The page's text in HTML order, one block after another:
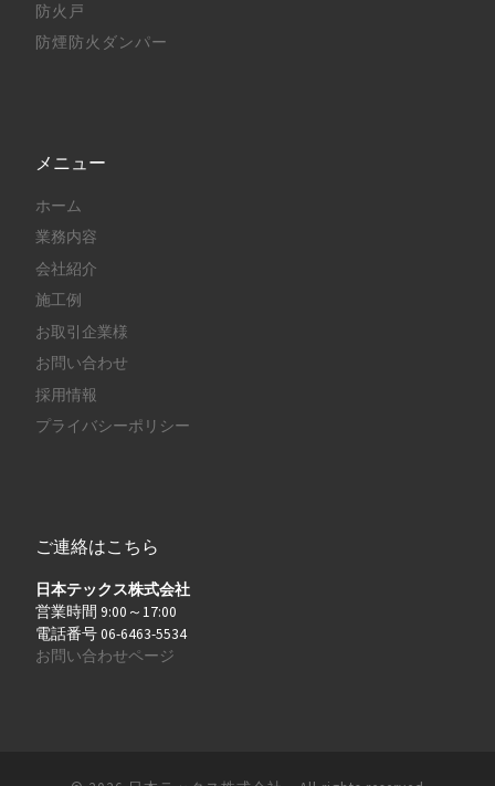
防火戸
防煙防火ダンパー
メニュー
ホーム
業務内容
会社紹介
施工例
お取引企業様
お問い合わせ
採用情報
プライバシーポリシー
ご連絡はこちら
日本テックス株式会社
営業時間 9:00～17:00
電話番号 06-6463-5534
お問い合わせページ